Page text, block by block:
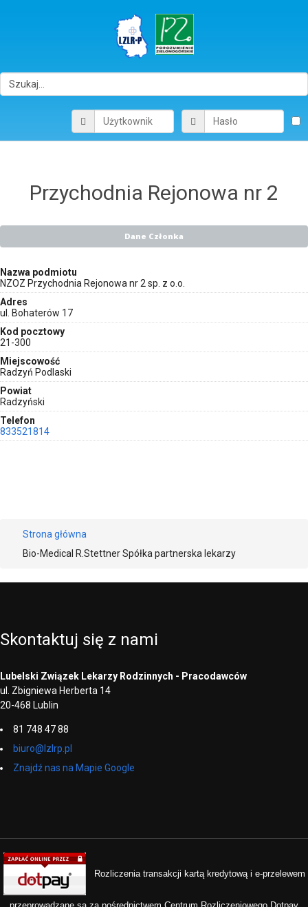
Przychodnia Rejonowa nr 2
Dane Członka
Nazwa podmiotu
NZOZ Przychodnia Rejonowa nr 2 sp. z o.o.
Adres
ul. Bohaterów 17
Kod pocztowy
21-300
Miejscowość
Radzyń Podlaski
Powiat
Radzyński
Telefon
833521814
Strona główna
Bio-Medical R.Stettner Spółka partnerska lekarzy
Skontaktuj się z nami
Lubelski Związek Lekarzy Rodzinnych - Pracodawców
ul. Zbigniewa Herberta 14
20-468 Lublin
81 748 47 88
biuro@lzlrp.pl
Znajdź nas na Mapie Google
Rozliczenia transakcji kartą kredytową i e-przelewem